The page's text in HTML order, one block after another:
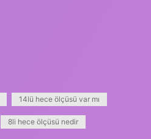
14lü hece ölçüsü var mı
8li hece ölçüsü nedir